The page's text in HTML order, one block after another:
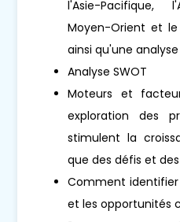
l'Asie-Pacifique,
Moyen-Orient et le
ainsi qu'une
Analyse SWOT
Moteurs et
exploration des
stimulent la
que des défis et
Comment
et les opportunités